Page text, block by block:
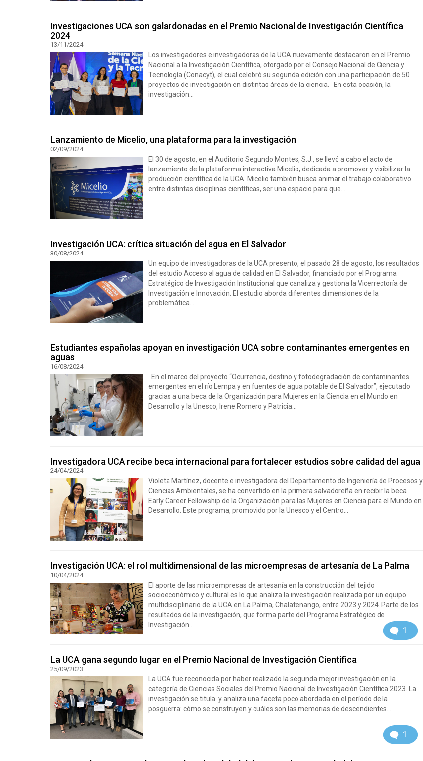
Investigaciones UCA son galardonadas en el Premio Nacional de Investigación Científica
2024
13/11/2024
Los investigadores e investigadoras de la UCA nuevamente destacaron en el Premio
Nacional a la Investigación Científica, otorgado por el Consejo Nacional de Ciencia y
Tecnología (Conacyt), el cual celebró su segunda edición con una participación de 50
proyectos de investigación en distintas áreas de la ciencia. En esta ocasión, la
investigación...
Lanzamiento de Micelio, una plataforma para la investigación
02/09/2024
El 30 de agosto, en el Auditorio Segundo Montes, S.J., se llevó a cabo el acto de
lanzamiento de la plataforma interactiva Micelio, dedicada a promover y visibilizar la
producción científica de la UCA. Micelio también busca animar el trabajo colaborativo
entre distintas disciplinas científicas, ser una espacio para que...
Investigación UCA: crítica situación del agua en El Salvador
30/08/2024
Un equipo de investigadoras de la UCA presentó, el pasado 28 de agosto, los resultados
del estudio Acceso al agua de calidad en El Salvador, financiado por el Programa
Estratégico de Investigación Institucional que canaliza y gestiona la Vicerrectoría de
Investigación e Innovación. El estudio aborda diferentes dimensiones de la
problemática...
Estudiantes españolas apoyan en investigación UCA sobre contaminantes emergentes en
aguas
16/08/2024
En el marco del proyecto “Ocurrencia, destino y fotodegradación de contaminantes
emergentes en el río Lempa y en fuentes de agua potable de El Salvador”, ejecutado
gracias a una beca de la Organización para Mujeres en la Ciencia en el Mundo en
Desarrollo y la Unesco, Irene Romero y Patricia...
Investigadora UCA recibe beca internacional para fortalecer estudios sobre calidad del agua
24/04/2024
Violeta Martínez, docente e investigadora del Departamento de Ingeniería de Procesos y
Ciencias Ambientales, se ha convertido en la primera salvadoreña en recibir la beca
Early Career Fellowship de la Organización para las Mujeres en Ciencia para el Mundo en
Desarrollo. Este programa, promovido por la Unesco y el Centro...
Investigación UCA: el rol multidimensional de las microempresas de artesanía de La Palma
10/04/2024
El aporte de las microempresas de artesanía en la construcción del tejido
socioeconómico y cultural es lo que analiza la investigación realizada por un equipo
multidisciplinario de la UCA en La Palma, Chalatenango, entre 2023 y 2024. Parte de los
resultados de la investigación, que forma parte del Programa Estratégico de
Investigación...
1
La UCA gana segundo lugar en el Premio Nacional de Investigación Científica
25/09/2023
La UCA fue reconocida por haber realizado la segunda mejor investigación en la
categoría de Ciencias Sociales del Premio Nacional de Investigación Científica 2023. La
investigación se titula y analiza una faceta poco abordada en el período de la
posguerra: cómo se construyen y cuáles son las memorias de descendientes...
1